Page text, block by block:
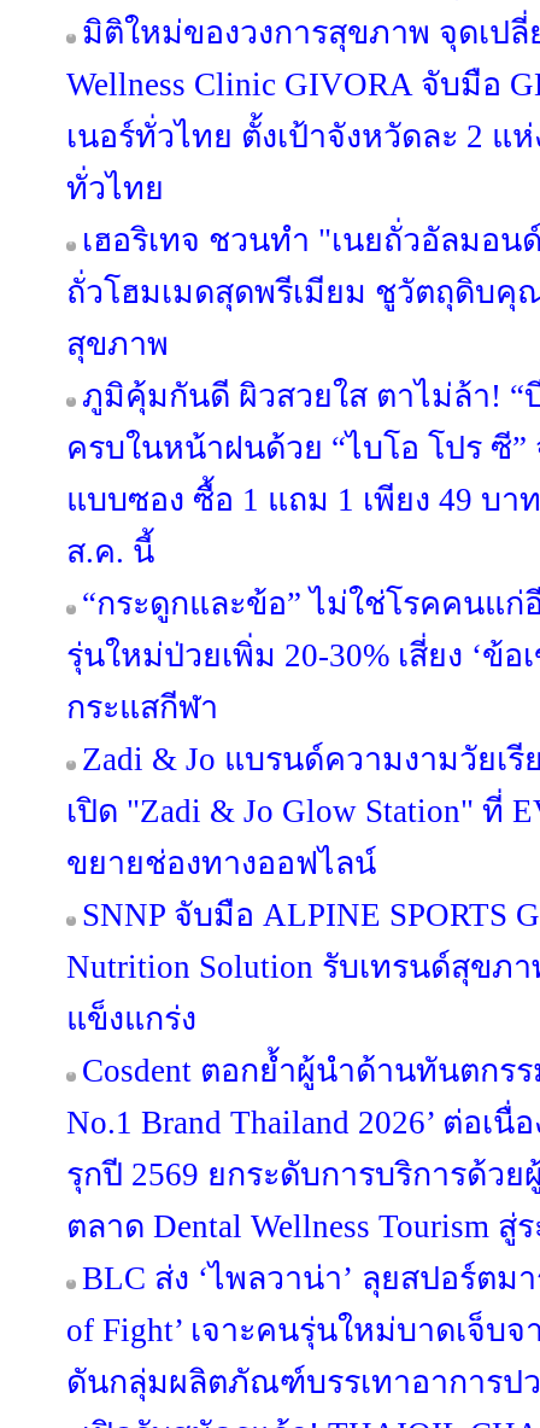
มิติใหม่ของวงการสุขภาพ จุดเป
Wellness Clinic GIVORA จับมือ
เนอร์ทั่วไทย ตั้งเป้าจังหวัดละ 2 แ
ทั่วไทย
เฮอริเทจ ชวนทำ "เนยถั่วอัลมอน
ถั่วโฮมเมดสุดพรีเมียม ชูวัตถุดิบคุ
สุขภาพ
ภูมิคุ้มกันดี ผิวสวยใส ตาไม่ล้า! “
ครบในหน้าฝนด้วย “ไบโอ โปร ซี
แบบซอง ซื้อ 1 แถม 1 เพียง 49 บา
ส.ค. นี้
“กระดูกและข้อ” ไม่ใช่โรคคนแ
รุ่นใหม่ป่วยเพิ่ม 20-30% เสี่ยง ‘ข้อ
กระแสกีฬา
Zadi & Jo แบรนด์ความงามวัยเรี
เปิด "Zadi & Jo Glow Station" ที่
ขยายช่องทางออฟไลน์
SNNP จับมือ ALPINE SPORTS
Nutrition Solution รับเทรนด์สุขภ
แข็งแกร่ง
Cosdent ตอกย้ำผู้นำด้านทันตกรร
No.1 Brand Thailand 2026’ ต่อเ
รุกปี 2569 ยกระดับการบริการด้ว
ตลาด Dental Wellness Tourism สู่
BLC ส่ง ‘ไพลวาน่า’ ลุยสปอร์ตม
of Fight’ เจาะคนรุ่นใหม่บาดเจ็บ
ดันกลุ่มผลิตภัณฑ์บรรเทาอาการป